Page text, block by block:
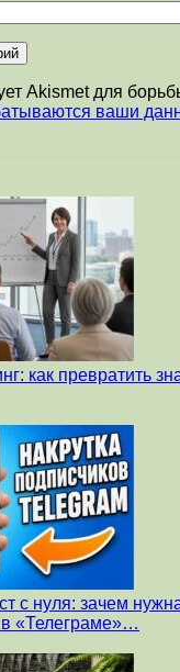
Akismet для
ваши
как превратить
с нуля: зачем
в «Телеграме»…